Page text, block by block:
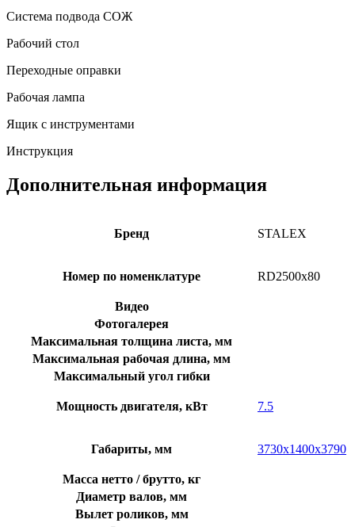
Система подвода СОЖ
Рабочий стол
Переходные оправки
Рабочая лампа
Ящик с инструментами
Инструкция
Дополнительная информация
Бренд STALEX
Номер по номенклатуре RD2500x80
Видео
Фотогалерея
Максимальная толщина листа, мм
Максимальная рабочая длина, мм
Максимальный угол гибки
Мощность двигателя, кВт 7.5
Габариты, мм 3730х1400х3790
Масса нетто / брутто, кг
Диаметр валов, мм
Вылет роликов, мм